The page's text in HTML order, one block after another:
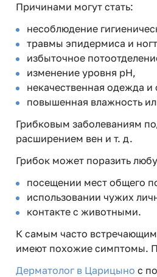
Причинами могут стать:
несоблюдение
травмы эпидермиса и
избыточное
изменение уровня pH,
некачественная одежда и
повышенная влажность
Грибковым заболеваниям
расширением вен и т. д.
Грибок может поразить
посещении мест общего
использовании чужих
контакте с животными.
К самым часто
имеют похожие симптомы.
Дерматолог в Царицыно с